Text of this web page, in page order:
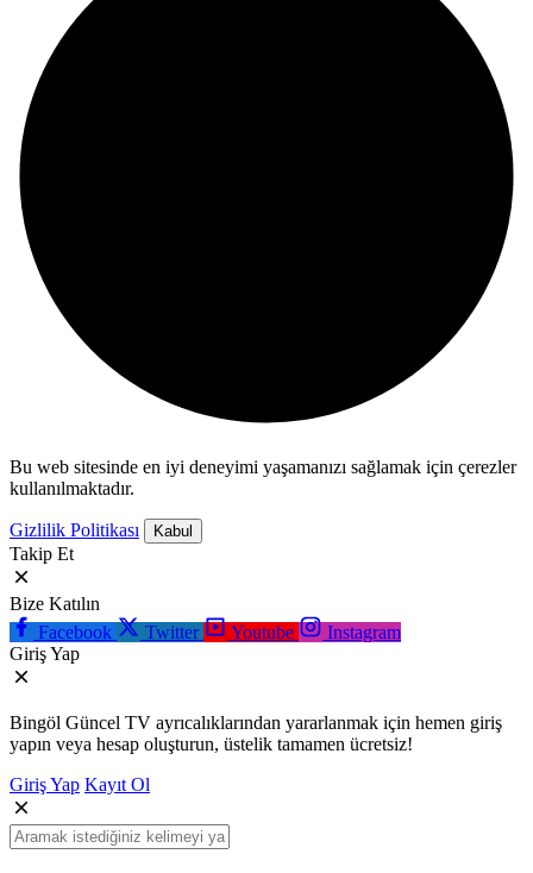
Bu web sitesinde en iyi deneyimi yaşamanızı sağlamak için çerezler
kullanılmaktadır.
Gizlilik Politikası Kabul
Takip Et
Bize Katılın
Facebook
Twitter Youtube
Instagram
Giriş Yap
Bingöl Güncel TV ayrıcalıklarından yararlanmak için hemen giriş
yapın veya hesap oluşturun, üstelik tamamen ücretsiz!
Giriş Yap Kayıt Ol